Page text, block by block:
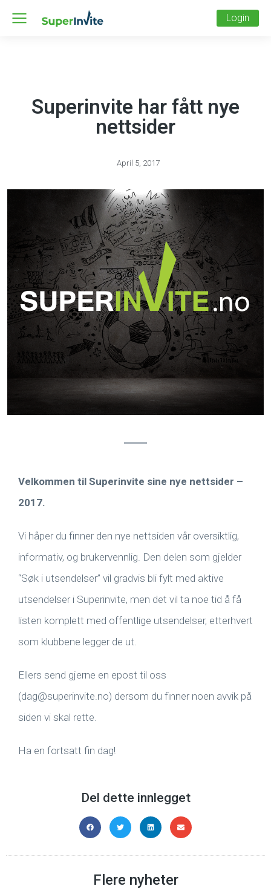
Login
Superinvite har fått nye
nettsider
April 5, 2017
Velkommen til Superinvite sine nye nettsider –
2017.
Vi håper du finner den nye nettsiden vår oversiktlig,
informativ, og brukervennlig. Den delen som gjelder
“Søk i utsendelser” vil gradvis bli fylt med aktive
utsendelser i Superinvite, men det vil ta noe tid å få
listen komplett med offentlige utsendelser, etterhvert
som klubbene legger de ut.
Ellers send gjerne en epost til oss
(dag@superinvite.no) dersom du finner noen avvik på
siden vi skal rette.
Ha en fortsatt fin dag!
Del dette innlegget
Flere nyheter